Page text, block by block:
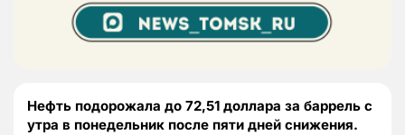
Нефть подорожала до 72,51 доллара за баррель с
утра в понедельник после пяти дней снижения.